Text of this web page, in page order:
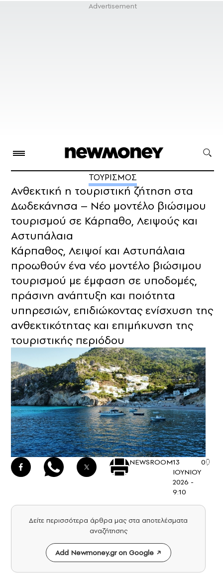
ΤΟΥΡΙΣΜΟΣ
Ανθεκτική η τουριστική ζήτηση στα
Δωδεκάνησα – Νέο μοντέλο βιώσιμου
τουρισμού σε Κάρπαθο, Λειψούς και
Αστυπάλαια
Κάρπαθος, Λειψοί και Αστυπάλαια
προωθούν ένα νέο μοντέλο βιώσιμου
τουρισμού με έμφαση σε υποδομές,
πράσινη ανάπτυξη και ποιότητα
υπηρεσιών, επιδιώκοντας ενίσχυση της
ανθεκτικότητας και επιμήκυνση της
τουριστικής περιόδου
NEWSROOM13
ΙΟΥΝΙΟΥ
2026 -
9:10
0
Δείτε περισσότερα άρθρα μας στα αποτελέσματα
αναζήτησης
Add Newmoney.gr on Google